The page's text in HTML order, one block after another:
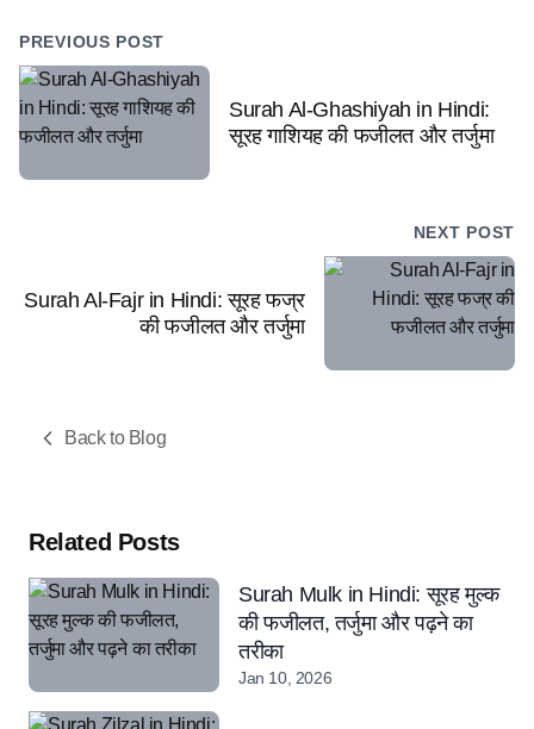
PREVIOUS POST
Surah Al-Ghashiyah in Hindi:
सूरह गाशियह की फजीलत और तर्जुमा
NEXT POST
Surah Al-Fajr in Hindi: सूरह फज्र
की फजीलत और तर्जुमा
Back to Blog
Related Posts
Surah Mulk in Hindi: सूरह मुल्क
की फजीलत, तर्जुमा और पढ़ने का
तरीका
Jan 10, 2026